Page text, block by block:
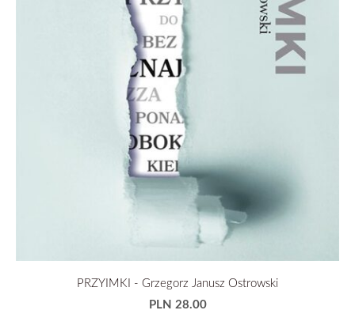
PRZYIMKI - Grzegorz Janusz Ostrowski
PLN 28.00